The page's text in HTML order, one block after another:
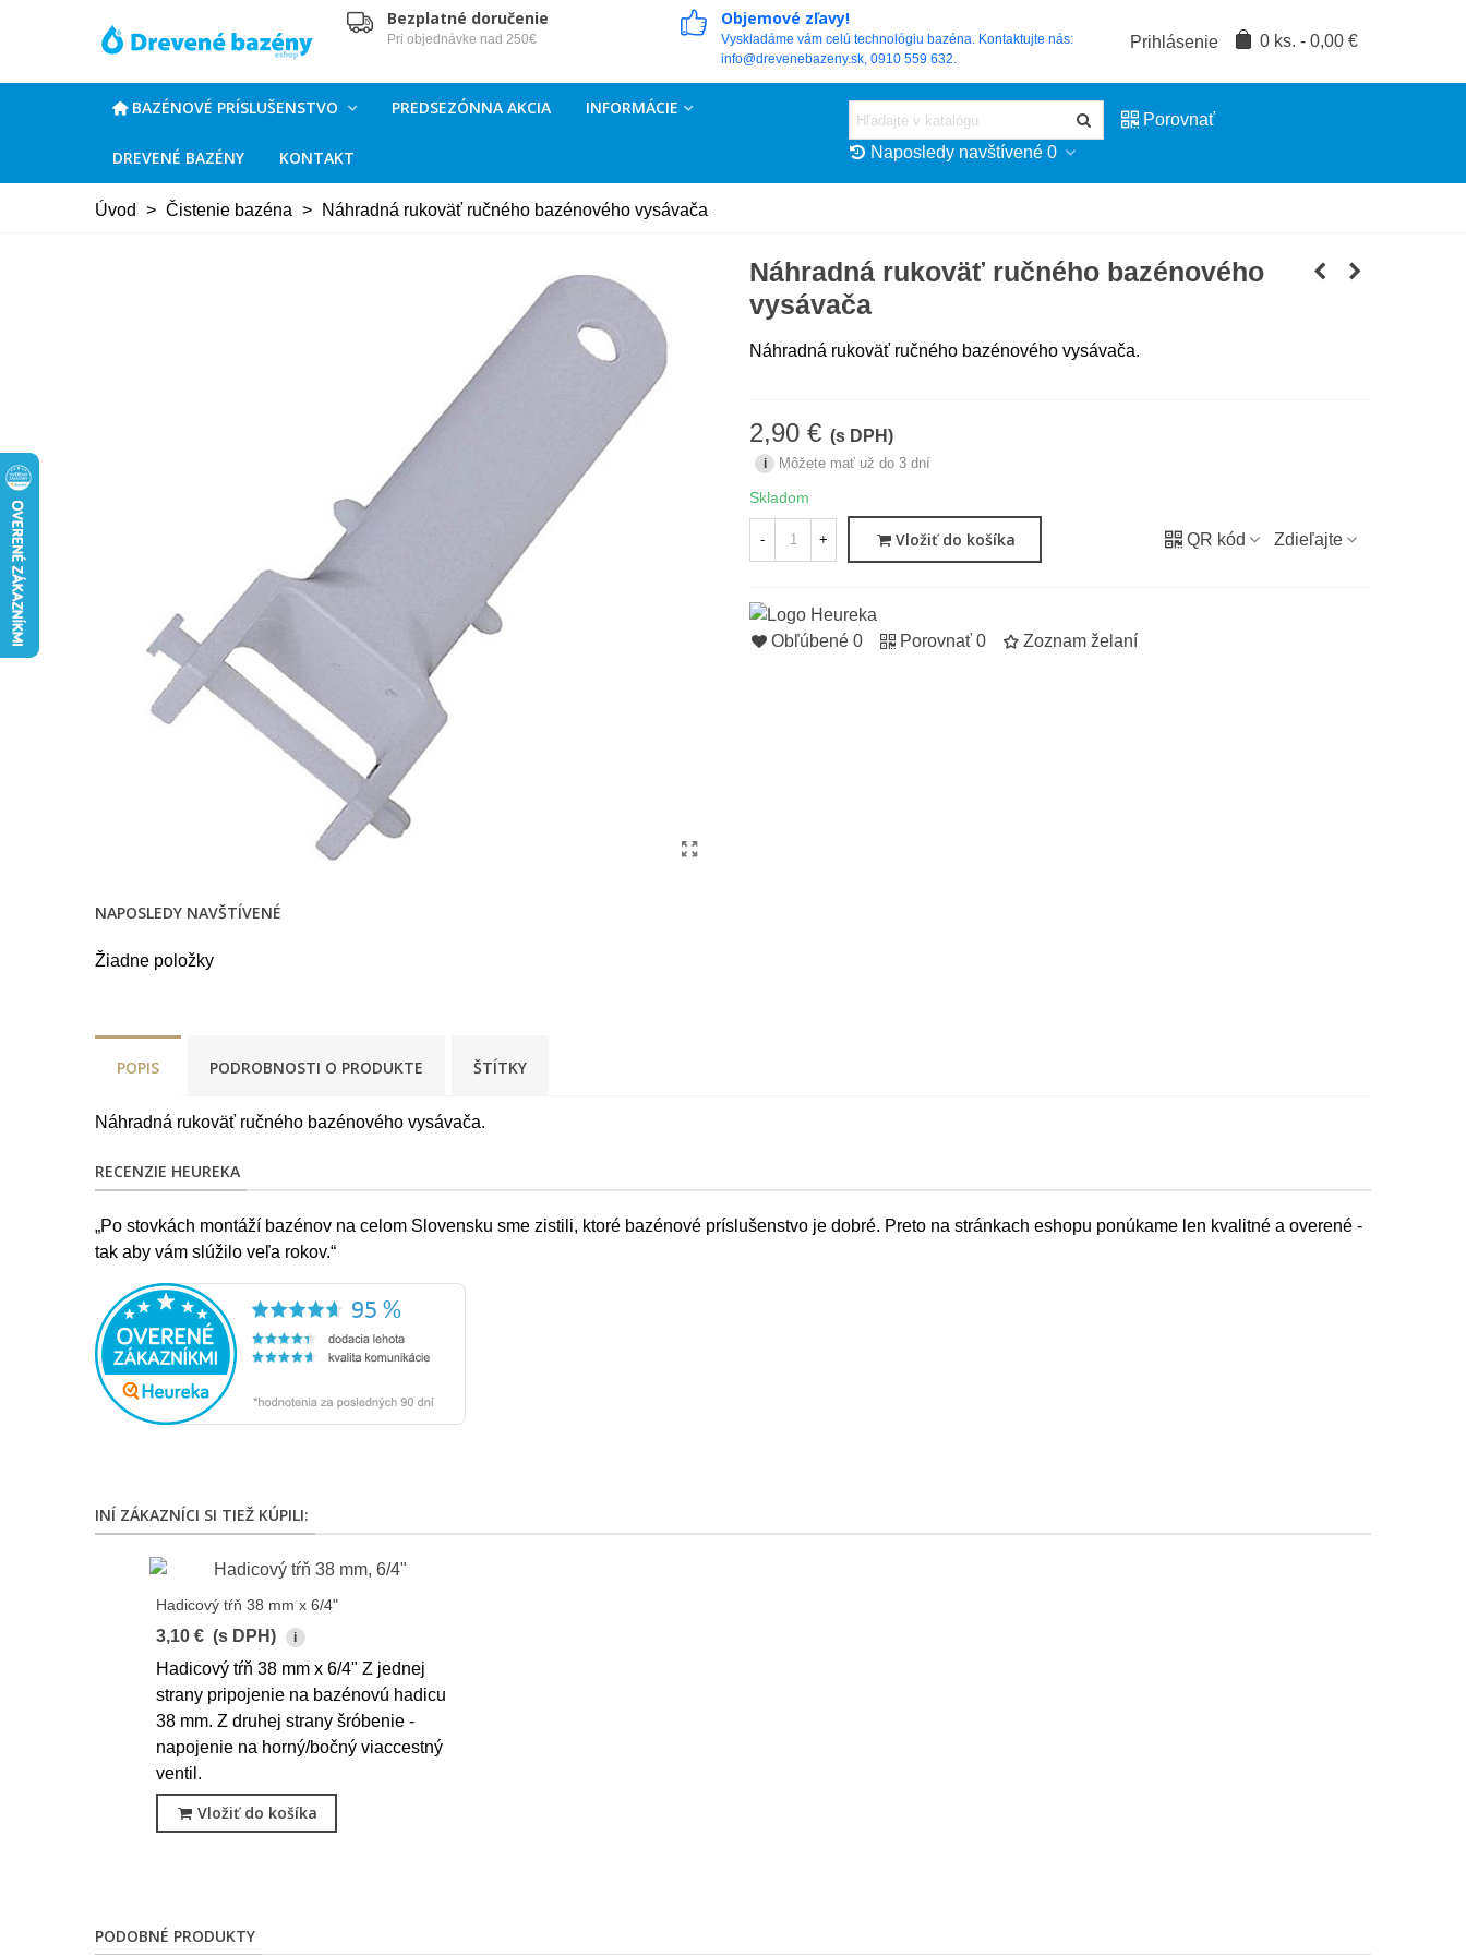
Bezplatné doručenie
Pri objednávke nad 250€
Objemové zľavy!
Vyskladáme vám celú technológiu bazéna. Kontaktujte nás:
info@drevenebazeny.sk, 0910 559 632.
Prihlásenie 0 ks. - 0,00 €
BAZÉNOVÉ PRÍSLUŠENSTVO PREDSEZÓNNA AKCIA INFORMÁCIE
DREVENÉ BAZÉNY KONTAKT
Porovnať
Naposledy navštívené 0
Úvod > Čistenie bazéna > Náhradná rukoväť ručného bazénového vysávača
NAPOSLEDY NAVŠTÍVENÉ
Žiadne položky
Náhradná rukoväť ručného bazénového
vysávača
Náhradná rukoväť ručného bazénového vysávača.
2,90 € (s DPH)
i Môžete mať už do 3 dní
Skladom
- + Vložiť do košíka QR kód Zdieľajte
Obľúbené 0 Porovnať 0 Zoznam želaní
POPIS PODROBNOSTI O PRODUKTE ŠTÍTKY
Náhradná rukoväť ručného bazénového vysávača.
RECENZIE HEUREKA
„Po stovkách montáží bazénov na celom Slovensku sme zistili, ktoré bazénové príslušenstvo je dobré. Preto na stránkach eshopu ponúkame len kvalitné a overené -
tak aby vám slúžilo veľa rokov.“
INÍ ZÁKAZNÍCI SI TIEŽ KÚPILI:
Hadicový tŕň 38 mm x 6/4"
3,10 € (s DPH) i
Hadicový tŕň 38 mm x 6/4" Z jednej
strany pripojenie na bazénovú hadicu
38 mm. Z druhej strany šróbenie -
napojenie na horný/bočný viaccestný
ventil.
Vložiť do košíka
PODOBNÉ PRODUKTY